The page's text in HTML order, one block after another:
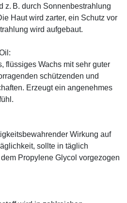
z. B. durch Sonnenbestrahlung
Haut wird zarter, ein Schutz vor
wird aufgebaut.
flüssiges Wachs mit sehr guter
schützenden und
Erzeugt ein angenehmes
Wirkung auf
sollte in täglich
Propylene Glycol vorgezogen